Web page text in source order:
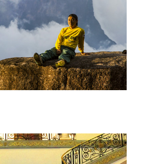
Yosuke Yamada